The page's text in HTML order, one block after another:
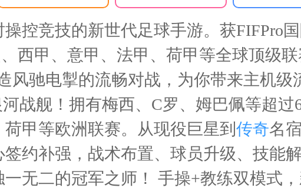
操控竞技的新世代足球手游。获FIFPro
西甲、意甲、法甲、荷甲等全球顶级
风驰电掣的流畅对战，为你带来主机
战舰！拥有梅西、C罗、姆巴佩等超
甲等欧洲联赛。从现役巨星到 传奇名
约补强，战术布置、球员升级、技能
无二的冠军之师！ 手操+教练双模式